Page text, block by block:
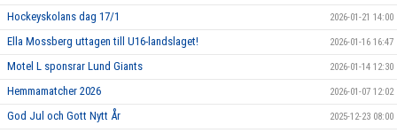
Hockeyskolans dag 17/1 2026-01-21 14:00
Ella Mossberg uttagen till U16-landslaget! 2026-01-16 16:47
Motel L sponsrar Lund Giants 2026-01-14 12:30
Hemmamatcher 2026 2026-01-07 12:02
God Jul och Gott Nytt År 2025-12-23 08:00